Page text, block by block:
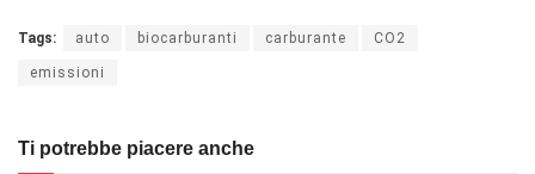
Tags: auto biocarburanti carburante CO2
emissioni
Ti potrebbe piacere anche